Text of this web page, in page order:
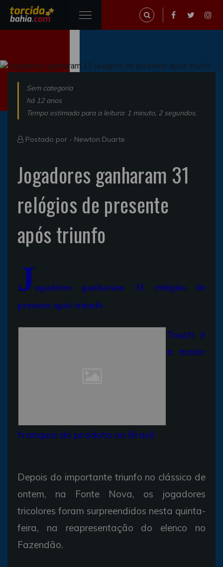
Sem categoria
há 12 anos
Tempo estimado para a leitura: 1 minuto, 2 segundos.
Postado por - Newton Duarte
Jogadores ganharam 31
relógios de presente
após triunfo
Jogadores ganharam 31 relógios de
presente após triunfo
Touch é
a maior
franquia do produto no Brasil
Depois do importante triunfo no clássico de
ontem, na Fonte Nova, os jogadores
tricolores foram surpreendidos nesta quinta-
feira, na reapresentação do elenco no
Fazendão.